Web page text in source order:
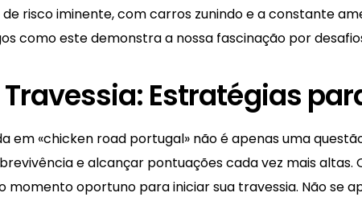
de risco iminente, com carros zunindo e a constante
como este demonstra a nossa fascinação por
Estratégias
em «chicken road portugal» não é apenas uma
e alcançar pontuações cada vez mais
momento oportuno para iniciar sua travessia. Não se